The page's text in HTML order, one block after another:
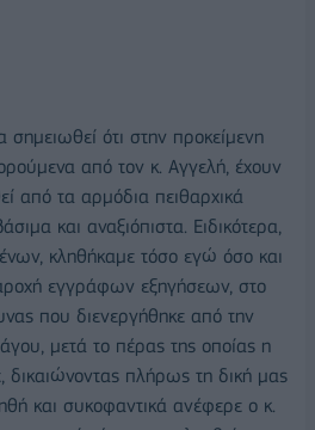
ότι στην προκείμενη
από τον κ. Αγγελή, έχουν
από τα αρμόδια πειθαρχικά
και αναξιόπιστα. Ειδικότερα,
κληθήκαμε τόσο εγώ όσο και
εγγράφων εξηγήσεων, στο
που διενεργήθηκε από την
μετά το πέρας της οποίας η
δικαιώνοντας πλήρως τη δική μας
και συκοφαντικά ανέφερε ο κ.